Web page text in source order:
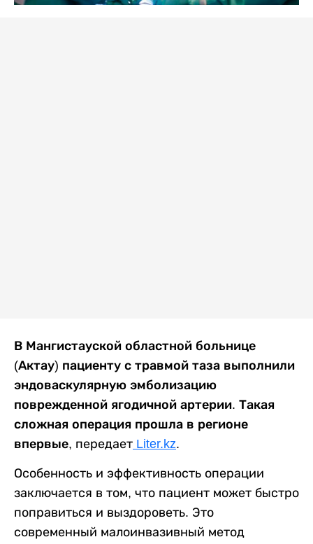
В Мангистауской областной больнице
(Актау) пациенту с травмой таза выполнили
эндоваскулярную эмболизацию
поврежденной ягодичной артерии. Такая
сложная операция прошла в регионе
впервые, передает Liter.kz.
Особенность и эффективность операции
заключается в том, что пациент может быстро
поправиться и выздороветь. Это
современный малоинвазивный метод